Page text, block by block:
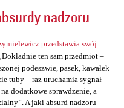
nadzoru
przedstawia swój
ten sam przedmiot –
podeszwie, pasek, kawałek
tuby – raz uruchamia sygnał
dodatkowe sprawdzenie, a
A jaki absurd nadzoru